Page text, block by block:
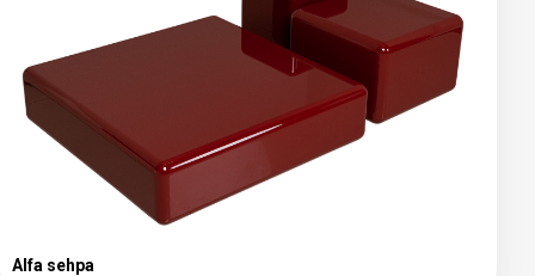
Alfa sehpa